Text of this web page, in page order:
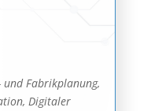
und Fabrikplanung,
Digitaler